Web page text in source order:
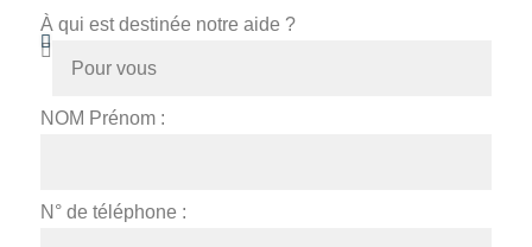
À qui est destinée notre aide ?
NOM Prénom :
N° de téléphone :